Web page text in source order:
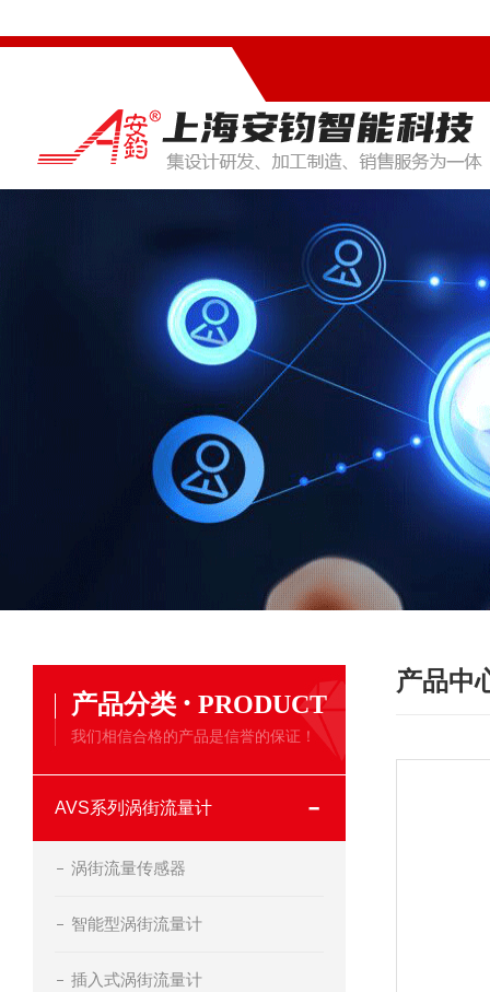
产品分类 · PRODUCT
我们相信合格的产品是信誉的保证！
AVS系列涡街流量计
涡街流量传感器
智能型涡街流量计
插入式涡街流量计
产品中